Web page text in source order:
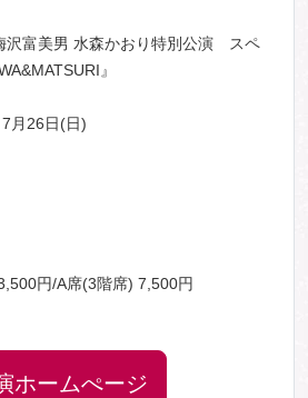
沢富美男 水森かおり特別公演 スペ
』
月26日(日)
円/A席(3階席) 7,500円
ホームぺージ